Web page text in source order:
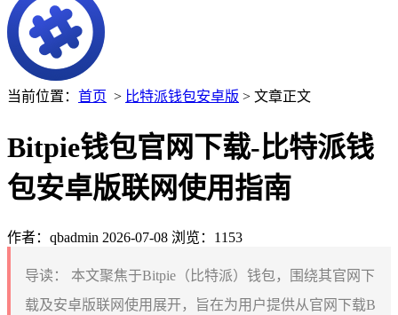
当前位置： 首页 > 比特派钱包安卓版 > 文章正文
Bitpie钱包官网下载-比特派钱
包安卓版联网使用指南
作者：qbadmin 2026-07-08 浏览：1153
导读：
本文聚焦于Bitpie（比特派）钱包，围绕其官网下
载及安卓版联网使用展开，旨在为用户提供从官网下载B